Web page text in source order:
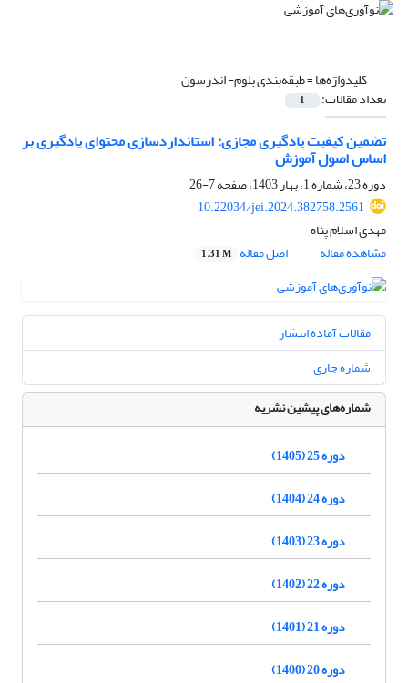
کلیدواژه‌ها =طبقه‌بندی بلوم- اندرسون
تعداد مقالات: 1
تضمین کیفیت یادگیری مجازی: استانداردسازی محتوای یادگیری بر
اساس اصول آموزش
دوره 23، شماره 1، بهار 1403، صفحه
7-26
10.22034/jei.2024.382758.2561
مهدی اسلام پناه
مشاهده مقاله
اصل مقاله 1.31 M
مقالات آماده انتشار
شماره جاری
شماره‌های پیشین نشریه
دوره 25 (1405)
دوره 24 (1404)
دوره 23 (1403)
دوره 22 (1402)
دوره 21 (1401)
دوره 20 (1400)